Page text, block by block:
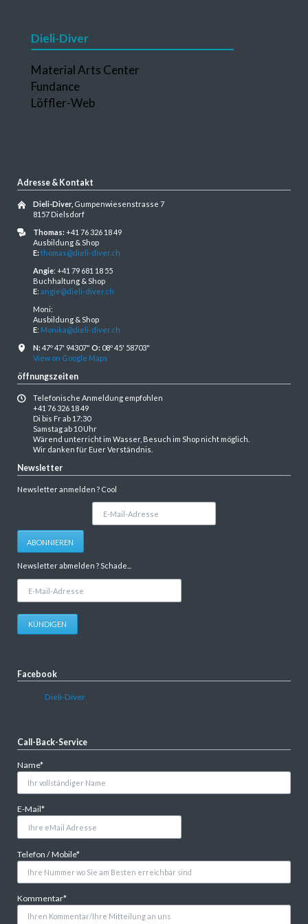
Dieli-Diver
Navigation
überspringen
Material Arts Center
Fundance
Löffler-Web
Adresse & Kontakt
Dieli-Diver, Gumpenwiesenstrasse 7
8157 Dielsdorf
Thomas:+41 76 326 18 49
Ausbildung & Shop
E:thomas@dieli-diver.ch
Angie: +41 79 681 18 55
Buchhaltung & Shop
E: angie@dieli-diver.ch
Moni:
Ausbildung & Shop
E: Monika@dieli-diver.ch
N:47º 47' 94307" O:08º 45' 58703"
View on Google Maps
öffnungszeiten
Telefonische Anmeldung empfohlen
+41 76 326 18 49
Di bis Fr ab 17:30
Samstag ab 10 Uhr
Wärend unterricht im Wasser, Besuch im Shop nicht möglich.
Wir danken für Euer Verständnis.
Newsletter
Newsletter anmelden ? Cool
Adresse
ABONNIEREN
Newsletter abmelden ? Schade...
KÜNDIGEN
Facebook
Dieli-Diver
Call-Back-Service
Pflichtfeld
Name*
Pflichtfeld
E-Mail*
Pflichtfeld
Telefon / Mobile*
Pflichtfeld
Kommentar*